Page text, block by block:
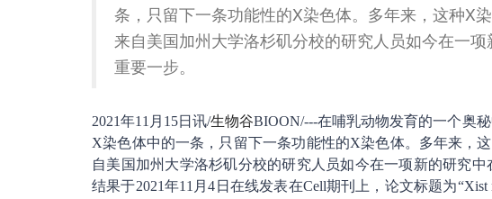
条，只留下一条功能性的X染色体。多年来，这种X
来自美国加州大学洛杉矶分校的研究人员如今在一
重要一步。
2021年11月15日讯/生物谷BIOON/---在哺乳动物发育的一个奥
X染色体中的一条，只留下一条功能性的X染色体。多年来，
自美国加州大学洛杉矶分校的研究人员如今在一项新的研究
结果于2021年11月4日在线发表在Cell期刊上，论文标题为“Xist